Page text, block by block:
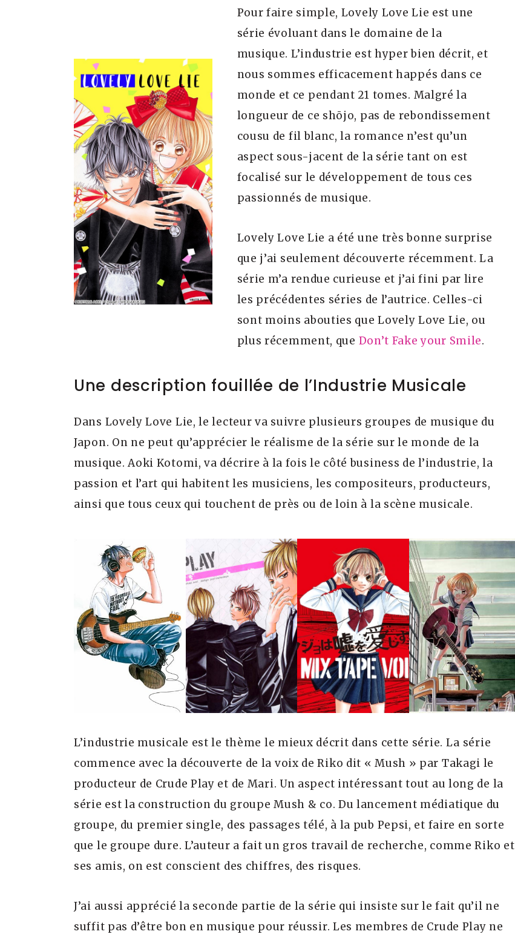
Pour faire simple, Lovely Love Lie est une
série évoluant dans le domaine de la
musique. L’industrie est hyper bien décrit, et
nous sommes efficacement happés dans ce
monde et ce pendant 21 tomes. Malgré la
longueur de ce shōjo, pas de rebondissement
cousu de fil blanc, la romance n’est qu’un
aspect sous-jacent de la série tant on est
focalisé sur le développement de tous ces
passionnés de musique.
Lovely Love Lie a été une très bonne surprise
que j’ai seulement découverte récemment. La
série m’a rendue curieuse et j’ai fini par lire
les précédentes séries de l’autrice. Celles-ci
sont moins abouties que Lovely Love Lie, ou
plus récemment, que Don’t Fake your Smile.
Une description fouillée de l’Industrie Musicale
Dans Lovely Love Lie, le lecteur va suivre plusieurs groupes de musique du
Japon. On ne peut qu’apprécier le réalisme de la série sur le monde de la
musique. Aoki Kotomi, va décrire à la fois le côté business de l’industrie, la
passion et l’art qui habitent les musiciens, les compositeurs, producteurs,
ainsi que tous ceux qui touchent de près ou de loin à la scène musicale.
L’industrie musicale est le thème le mieux décrit dans cette série. La série
commence avec la découverte de la voix de Riko dit « Mush » par Takagi le
producteur de Crude Play et de Mari. Un aspect intéressant tout au long de la
série est la construction du groupe Mush & co. Du lancement médiatique du
groupe, du premier single, des passages télé, à la pub Pepsi, et faire en sorte
que le groupe dure. L’auteur a fait un gros travail de recherche, comme Riko et
ses amis, on est conscient des chiffres, des risques.
J’ai aussi apprécié la seconde partie de la série qui insiste sur le fait qu’il ne
suffit pas d’être bon en musique pour réussir. Les membres de Crude Play ne